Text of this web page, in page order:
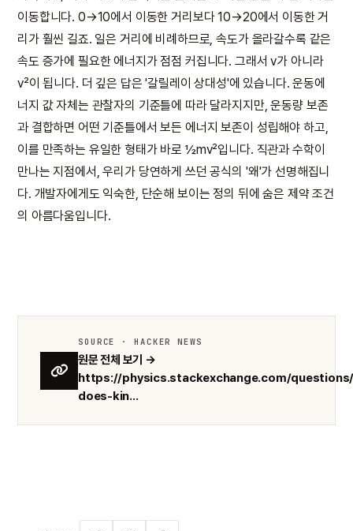
이동합니다. 0→10에서 이동한 거리보다 10→20에서 이동한 거
리가 훨씬 길죠. 일은 거리에 비례하므로, 속도가 올라갈수록 같은
속도 증가에 필요한 에너지가 점점 커집니다. 그래서 v가 아니라
v²이 됩니다. 더 깊은 답은 '갈릴레이 상대성'에 있습니다. 운동에
너지 값 자체는 관찰자의 기준틀에 따라 달라지지만, 운동량 보존
과 결합하면 어떤 기준틀에서 보든 에너지 보존이 성립해야 하고,
이를 만족하는 유일한 형태가 바로 ½mv²입니다. 직관과 수학이
만나는 지점에서, 우리가 당연하게 쓰던 공식의 '왜'가 선명해집니
다. 개발자에게도 익숙한, 단순해 보이는 정의 뒤에 숨은 제약 조건
의 아름다움입니다.
SOURCE · HACKER NEWS
원문 전체 보기 →
https://physics.stackexchange.com/
does-kin...